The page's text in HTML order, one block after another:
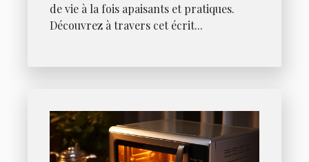
de vie à la fois apaisants et pratiques.
Découvrez à travers cet écrit...